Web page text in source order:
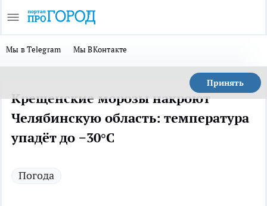
Мы в Telegram Мы ВКонтакте
Принять
Крещенские морозы накроют
Челябинскую область: температура
упадёт до −30°C
Погода